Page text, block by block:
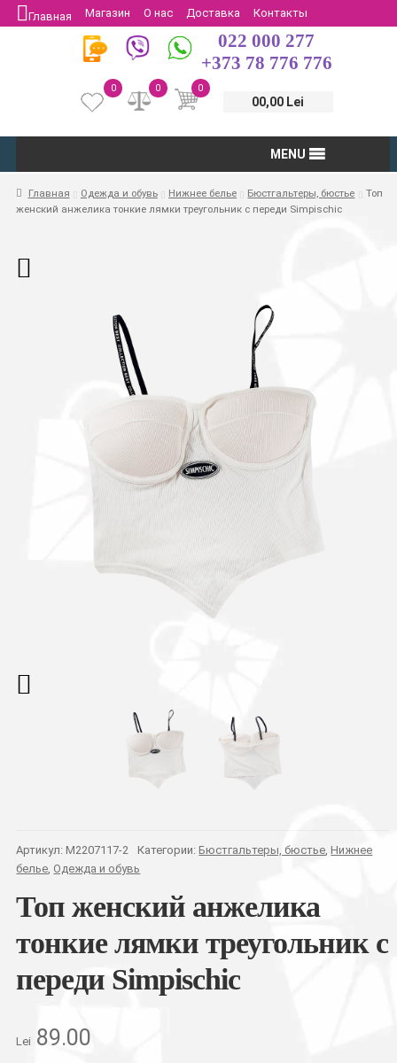
Главная Магазин О нас Доставка
Контакты
Защита потребителей
Возврат
022 000 277
+373 78 776 776
0
00,00 Lei
0
0
MENU
Главная Одежда и обувь Нижнее белье Бюстгальтеры, бюстье
Топ
женский анжелика тонкие лямки треугольник с переди Simpischic
Артикул: M2207117-2 Категории: Бюстгальтеры, бюстье, Нижнее
белье, Одежда и обувь
Топ женский анжелика
тонкие лямки треугольник с
переди Simpischic
Lei 89.00